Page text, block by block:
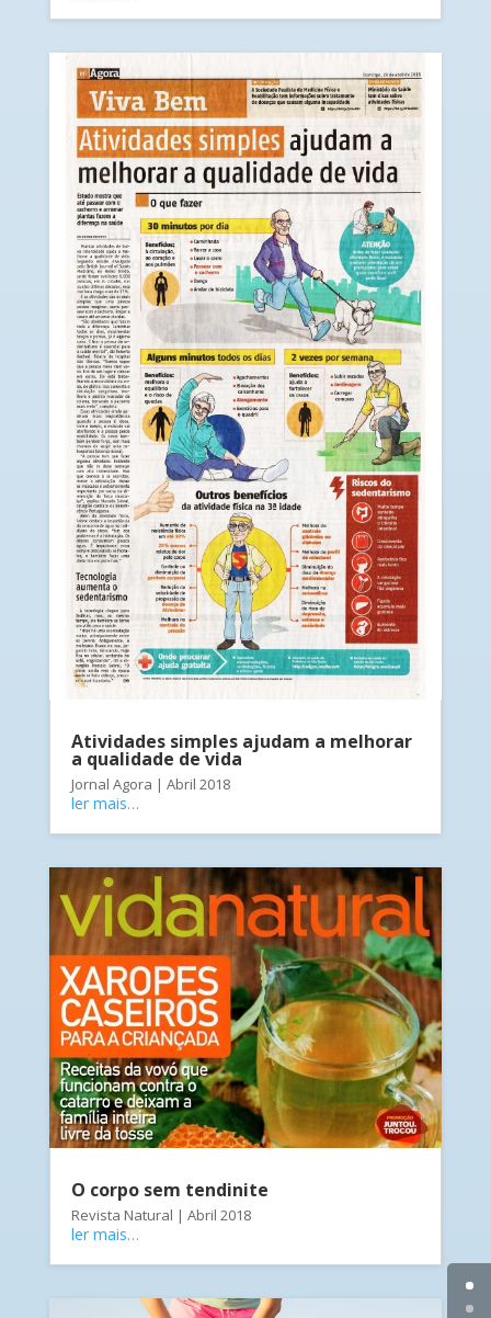
Atividades simples ajudam a melhorar
a qualidade de vida
Jornal Agora | Abril 2018
ler mais…
O corpo sem tendinite
Revista Natural | Abril 2018
ler mais…